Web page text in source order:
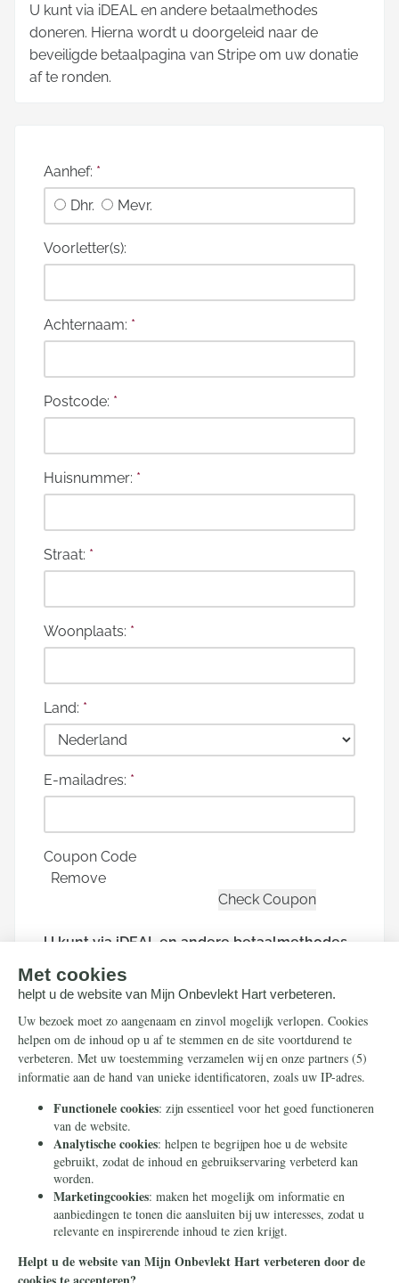
U kunt via iDEAL en andere betaalmethodes
doneren. Hierna wordt u doorgeleid naar de
beveiligde betaalpagina van Stripe om uw donatie
af te ronden.
Aanhef: *
Dhr.
Mevr.
Voorletter(s):
Achternaam: *
Postcode: *
Huisnummer: *
Straat: *
Woonplaats: *
Land: *
E-mailadres: *
Coupon Code
Remove
U kunt via iDEAL en andere betaalmethodes
doneren. Hierna wordt u doorgeleid naar de
beveiligde betaalpagina van Stripe om uw
donatie af te ronden.
Houd mij per e-mail op de hoogte over
acties van Mijn Onbevlekt Hart zal triomferen
Mijn Onbevlekt Hart zal triomferen is een project van Stichting
Civitas Christiana - een stichting zonder winstoogmerk die in
2014 in Heilig Landstichting werd opgericht. Door te doneren
gebruiken voor dit project of een ander project in
overeenstemming met onze statutaire doelen.